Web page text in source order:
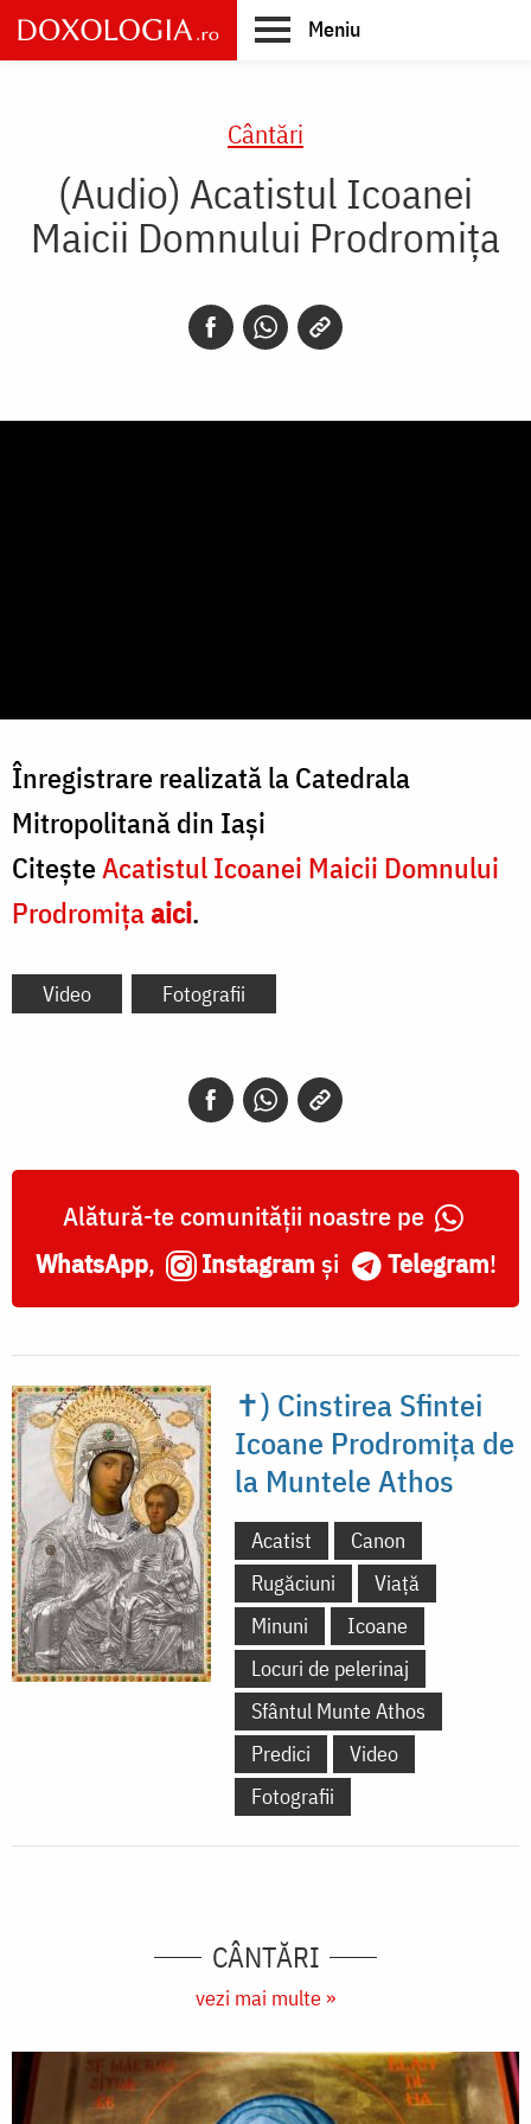
Skip
to
main
Meniu
Cântări
(Audio) Acatistul Icoanei
Maicii Domnului Prodromiţa
Înregistrare realizată la Catedrala
Mitropolitană din Iași
CiteșteAcatistul Icoanei Maicii Domnului
Prodromiţaaici.
Video Fotografii
Alătură-te comunității noastre pe
WhatsApp, Instagram și Telegram!
✝) Cinstirea Sfintei
Icoane Prodromița de
la Muntele Athos
Acatist
Canon
Rugăciuni
Viață
Minuni
Icoane
Locuri de pelerinaj
Sfântul Munte Athos
Predici
Video
Fotografii
CÂNTĂRI
vezi mai multe »